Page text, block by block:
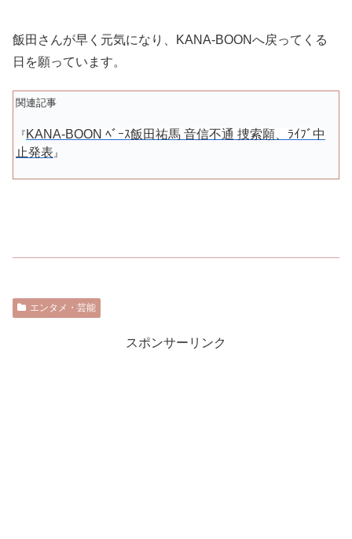
飯田さんが早く元気になり、KANA-BOONへ戻ってくる
日を願っています。
関連記事
『 KANA-BOON ﾍﾞｰｽ飯田祐馬 音信不通 捜索願、ﾗｲﾌﾞ中
止発表』
エンタメ・芸能
スポンサーリンク